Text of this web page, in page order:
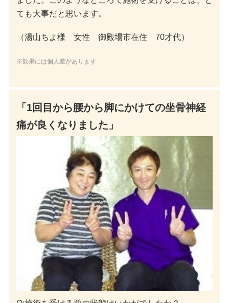
ても大事だと思います。
（湯山ちよ様 女性 御殿場市在住 70才代）
※効果には個人差があります
「1回目から腰から脚にかけての坐骨神経
痛が良くなりました」